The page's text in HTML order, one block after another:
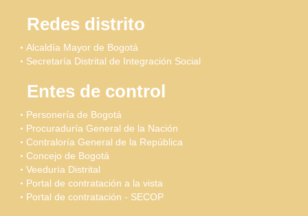
Redes distrito
Alcaldía Mayor de Bogotá
Secretaría Distrital de Integración Social
Entes de control
Personería de Bogotá
Procuraduría General de la Nación
Contraloría General de la República
Concejo de Bogotá
Veeduría Distrital
Portal de contratación a la vista
Portal de contratación - SECOP